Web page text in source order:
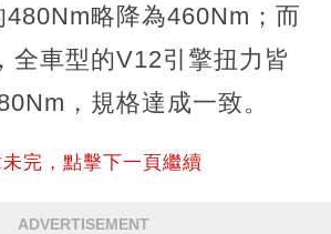
略降為460Nm；而
全車型的V12引擎扭力皆
，規格達成一致。
完，點擊下一頁繼續
ADVERTISEMENT